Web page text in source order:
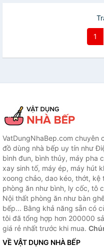
1
VatDungNhaBep.com chuyên
đồ dùng nhà bếp uy tín như
bình đun, bình thủy, máy pha
xay sinh tố, máy ép, máy hút
xoong chảo, dao kéo, thớt,
phòng ăn như bình, ly cốc, tô
Nội thất phòng ăn như bàn
bếp... Bằng khả năng sẵn có
tôi đã tổng hợp hơn 200000
giá rẻ nhất trước khi mua.
VỀ VẬT DỤNG NHÀ BẾP